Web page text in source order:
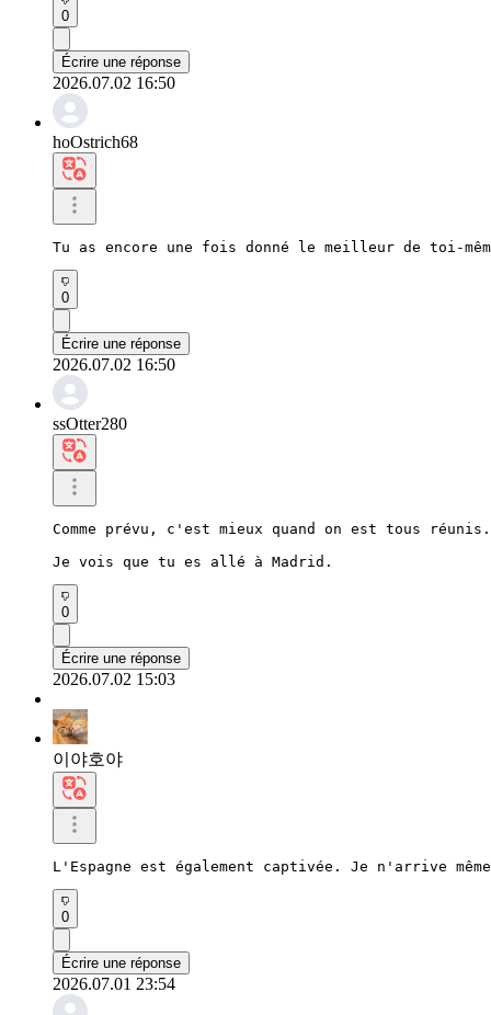
0
Écrire une réponse
2026.07.02 16:50
hoOstrich68
Tu as encore une fois donné le meilleur de toi-
0
Écrire une réponse
2026.07.02 16:50
ssOtter280
Comme prévu, c'est mieux quand on est tous réunis.
Je vois que tu es allé à Madrid.
0
Écrire une réponse
2026.07.02 15:03
이야호야
L'Espagne est également captivée. Je n'arrive
0
Écrire une réponse
2026.07.01 23:54